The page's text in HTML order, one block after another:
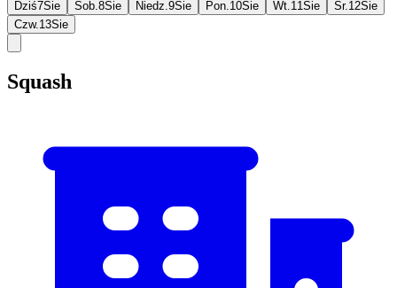
Dziś7Sie Sob. 8Sie Niedz. 9Sie Pon. 10Sie Wt. 11Sie Śr. 12Sie
Czw. 13Sie
Squash